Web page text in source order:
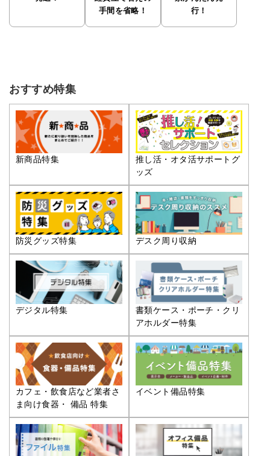
手間を省略！
行！
おすすめ特集
新商品特集
推し活・オタ活サポートグ
ッズ
防災グッズ特集 デスク周り収納
デジタル特集
書類ケース・ポーチ・クリ
アホルダー特集
カフェ・飲食店など業者さ
ま向け食器・ 備品 特集
イベント備品特集